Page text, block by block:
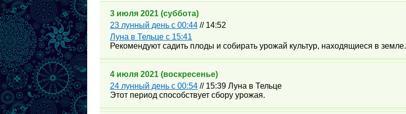
3 июля 2021 (суббота)
23 лунный день с 00:44 // 14:52
Луна в Тельце с 15:41
Рекомендуют садить плоды и собирать урожай культур, находящиеся в земле.
4 июля 2021 (воскресенье)
24 лунный день с 00:54 // 15:39 Луна в Тельце
Этот период способствует сбору урожая.